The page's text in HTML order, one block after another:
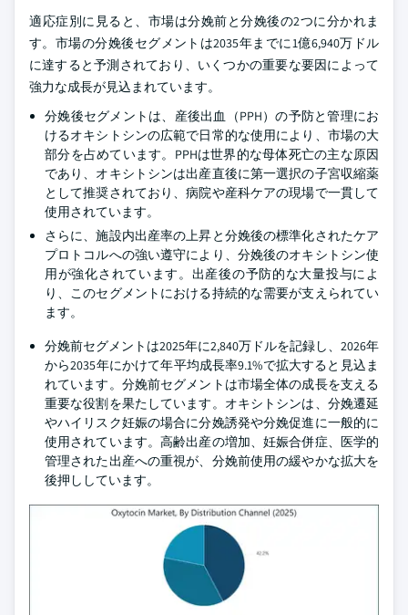
適応症別に見ると、市場は分娩前と分娩後の2つに分かれま
す。市場の分娩後セグメントは2035年までに1億6,940万ドル
に達すると予測されており、いくつかの重要な要因によって
強力な成長が見込まれています。
分娩後セグメントは、産後出血（PPH）の予防と管理にお
けるオキシトシンの広範で日常的な使用により、市場の大
部分を占めています。PPHは世界的な母体死亡の主な原因
であり、オキシトシンは出産直後に第一選択の子宮収縮薬
として推奨されており、病院や産科ケアの現場で一貫して
使用されています。
さらに、施設内出産率の上昇と分娩後の標準化されたケア
プロトコルへの強い遵守により、分娩後のオキシトシン使
用が強化されています。出産後の予防的な大量投与によ
り、このセグメントにおける持続的な需要が支えられてい
ます。
分娩前セグメントは2025年に2,840万ドルを記録し、2026年
から2035年にかけて年平均成長率9.1%で拡大すると見込ま
れています。分娩前セグメントは市場全体の成長を支える
重要な役割を果たしています。オキシトシンは、分娩遷延
やハイリスク妊娠の場合に分娩誘発や分娩促進に一般的に
使用されています。高齢出産の増加、妊娠合併症、医学的
管理された出産への重視が、分娩前使用の緩やかな拡大を
後押ししています。